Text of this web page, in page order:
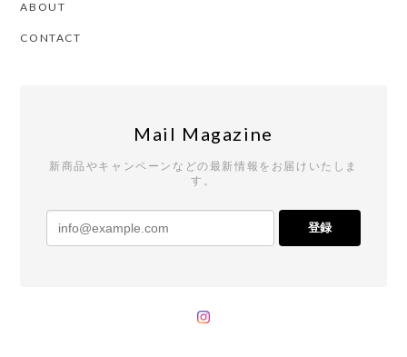
ABOUT
CONTACT
Mail Magazine
新商品やキャンペーンなどの最新情報をお届けいたしま
す。
登録